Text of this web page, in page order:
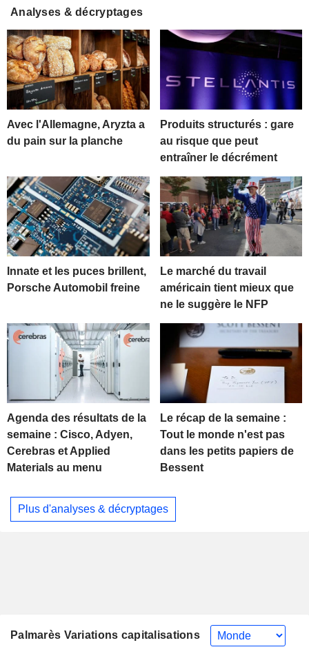
Analyses & décryptages
Avec l'Allemagne, Aryzta a
du pain sur la planche
Produits structurés : gare
au risque que peut
entraîner le décrément
Innate et les puces brillent,
Porsche Automobil freine
Le marché du travail
américain tient mieux que
ne le suggère le NFP
Agenda des résultats de la
semaine : Cisco, Adyen,
Cerebras et Applied
Materials au menu
Le récap de la semaine :
Tout le monde n'est pas
dans les petits papiers de
Bessent
Plus d'analyses & décryptages
Palmarès Variations capitalisations